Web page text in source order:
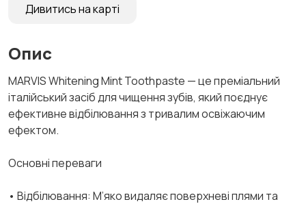
Дивитись на карті
Опис
MARVIS Whitening Mint Toothpaste — це преміальний
італійський засіб для чищення зубів, який поєднує
ефективне відбілювання з тривалим освіжаючим
ефектом.
Основні переваги
• Відбілювання: М’яко видаляє поверхневі плями та